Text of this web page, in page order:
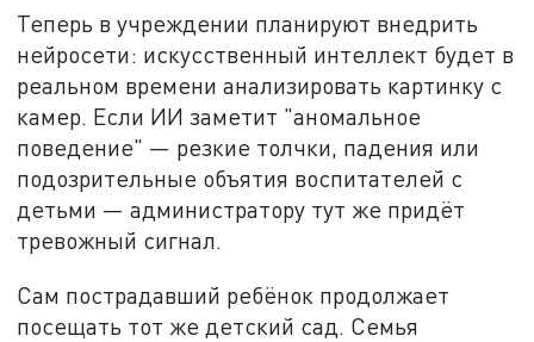
Теперь в учреждении планируют внедрить
нейросети: искусственный интеллект будет в
реальном времени анализировать картинку с
камер. Если ИИ заметит "аномальное
поведение" — резкие толчки, падения или
подозрительные объятия воспитателей с
детьми — администратору тут же придёт
тревожный сигнал.
Сам пострадавший ребёнок продолжает
посещать тот же детский сад. Семья